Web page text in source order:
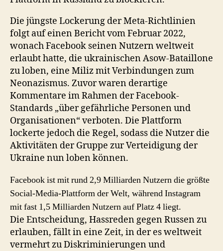
Die jüngste Lockerung der Meta-Richtlinien
folgt auf einen Bericht vom Februar 2022,
wonach Facebook seinen Nutzern weltweit
erlaubt hatte, die ukrainischen Asow-Bataillone
zu loben, eine Miliz mit Verbindungen zum
Neonazismus. Zuvor waren derartige
Kommentare im Rahmen der Facebook-
Standards „über gefährliche Personen und
Organisationen“ verboten. Die Plattform
lockerte jedoch die Regel, sodass die Nutzer die
Aktivitäten der Gruppe zur Verteidigung der
Ukraine nun loben können.
Facebook ist mit rund 2,9 Milliarden Nutzern die größte
Social-Media-Plattform der Welt, während Instagram
mit fast 1,5 Milliarden Nutzern auf Platz 4 liegt.
Die Entscheidung, Hassreden gegen Russen zu
erlauben, fällt in eine Zeit, in der es weltweit
vermehrt zu Diskriminierungen und